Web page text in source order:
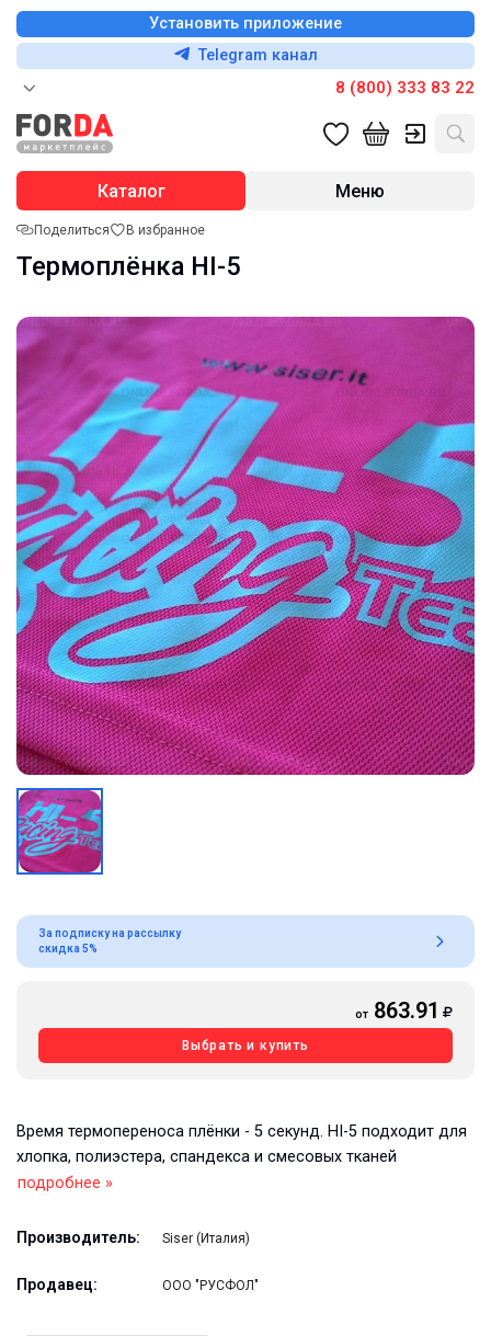
Установить приложение
Telegram канал
8 (800) 333 83 22
Каталог Меню
Поделиться В избранное
Термоплёнка HI-5
За подписку на рассылку
скидка 5%
от 863.91
Выбрать и купить
Время термопереноса плёнки - 5 секунд. HI-5 подходит для
хлопка, полиэстера, спандекса и смесовых тканей
подробнее »
Производитель: Siser (Италия)
Продавец: ООО "РУСФОЛ"